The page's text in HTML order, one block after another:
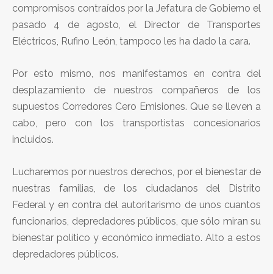
compromisos contraídos por la Jefatura de Gobierno el
pasado 4 de agosto, el Director de Transportes
Eléctricos, Rufino León, tampoco les ha dado la cara.
Por esto mismo, nos manifestamos en contra del
desplazamiento de nuestros compañeros de los
supuestos Corredores Cero Emisiones. Que se lleven a
cabo, pero con los transportistas concesionarios
incluidos.
Lucharemos por nuestros derechos, por el bienestar de
nuestras familias, de los ciudadanos del Distrito
Federal y en contra del autoritarismo de unos cuantos
funcionarios, depredadores públicos, que sólo miran su
bienestar político y económico inmediato. Alto a estos
depredadores públicos.